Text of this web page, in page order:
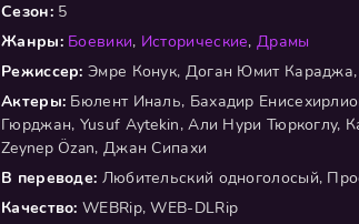
Сезон:5
Жанры: Боевики, Исторические,Драмы
Режиссер: Эмре Конук, Доган Юмит
Актеры: Бюлент Иналь, Бахадир
Гюрджан, Yusuf Aytekin, Али Нури Тюркоглу,
Zeynep Özan, Джан Сипахи
В переводе: Любительский одноголосый,
Качество: WEBRip, WEB-DLRip